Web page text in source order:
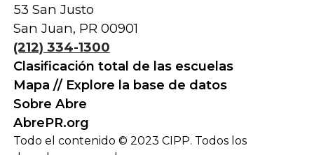
53 San Justo
San Juan, PR 00901
(212) 334-1300
Clasificación total de las escuelas
Mapa // Explore la base de datos
Sobre Abre
AbrePR.org
Todo el contenido © 2023 CIPP. Todos los